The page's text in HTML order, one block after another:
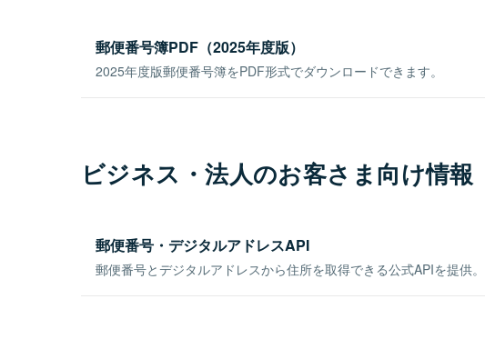
郵便番号簿PDF（2025年度版）
2025年度版郵便番号簿をPDF形式でダウンロードできます。
ビジネス・法人のお客さま向け情報
郵便番号・デジタルアドレスAPI
郵便番号とデジタルアドレスから住所を取得できる公式APIを提供。